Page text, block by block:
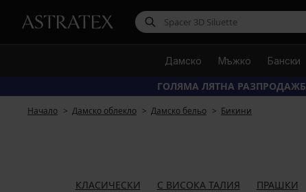
Дамско Мъжко Бански
ГОЛЯМА ЛЯТНА
Начало Дамско облекло Дамско бельо Бикини
КЛАСИЧЕСКИ С ВИСОКА ТАЛИЯ ПРАШКИ